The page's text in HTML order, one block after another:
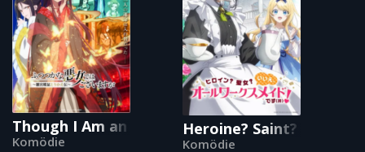
Though I Am an Inept Villainess
Komödie
Heroine? Saint? No, I'm
Komödie